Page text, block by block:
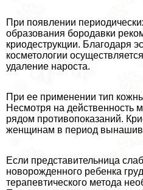
При появлении
образования бородавки
криодеструкции. Благодаря
косметологии
удаление нароста.
При ее применении тип
Несмотря на действенность
рядом противопоказаний.
женщинам в период
Если представительница
новорожденного ребенка
терапевтического метода